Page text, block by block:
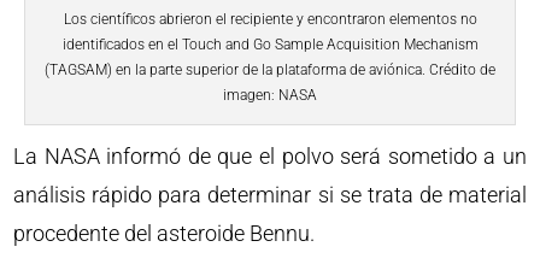
Los científicos abrieron el recipiente y encontraron elementos no
identificados en el Touch and Go Sample Acquisition Mechanism
(TAGSAM) en la parte superior de la plataforma de aviónica. Crédito de
imagen: NASA
La NASA informó de que el polvo será sometido a un
análisis rápido para determinar si se trata de material
procedente del asteroide Bennu.